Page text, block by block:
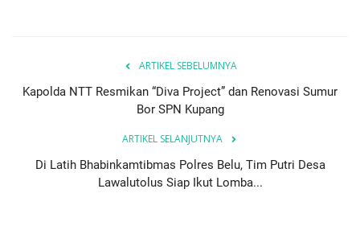
ARTIKEL SEBELUMNYA
Kapolda NTT Resmikan “Diva Project” dan Renovasi Sumur
Bor SPN Kupang
ARTIKEL SELANJUTNYA
Di Latih Bhabinkamtibmas Polres Belu, Tim Putri Desa
Lawalutolus Siap Ikut Lomba...